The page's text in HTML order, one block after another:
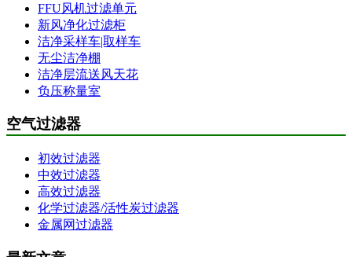
FFU风机过滤单元
新风净化过滤柜
洁净采样车|取样车
无尘洁净棚
洁净层流送风天花
负压称量室
空气过滤器
初效过滤器
中效过滤器
高效过滤器
化学过滤器/活性炭过滤器
金属网过滤器